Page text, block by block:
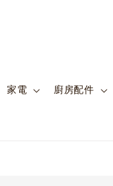
家電 廚房配件